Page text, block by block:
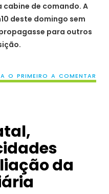
de comando. A
deste domingo sem
para outros
O PRIMEIRO A COMENTAR
da